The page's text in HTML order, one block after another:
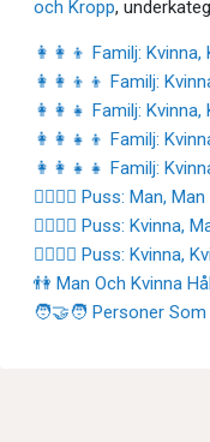
och Kropp,
👩‍👩‍👦 Familj: Kvinna,
👩‍👩‍👦‍👦 Familj:
👩‍👩‍👧 Familj: Kvinna,
👩‍👩‍👧‍👦 Familj:
👩‍👩‍👧‍👧 Familj:
👨‍❤️‍💋‍👨 Puss: Man, Man
👩‍❤️‍💋‍👨 Puss: Kvinna,
👩‍❤️‍💋‍👩 Puss: Kvinna,
👫 Man Och Kvinna
🧑‍🤝‍🧑 Personer Som